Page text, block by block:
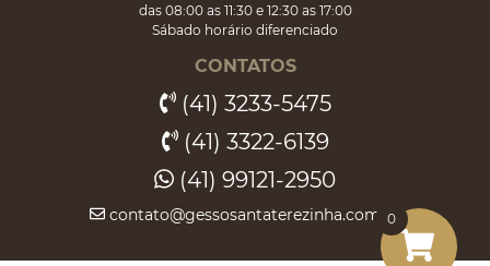
das 08:00 as 11:30 e 12:30 as 17:00
Sábado horário diferenciado
CONTATOS
(41) 3233-5475
(41) 3322-6139
(41) 99121-2950
contato@gessosantaterezinha.com.br
0